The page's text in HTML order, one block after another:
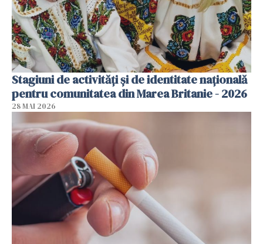
Stagiuni de activități și de identitate națională
pentru comunitatea din Marea Britanie - 2026
28 MAI 2026